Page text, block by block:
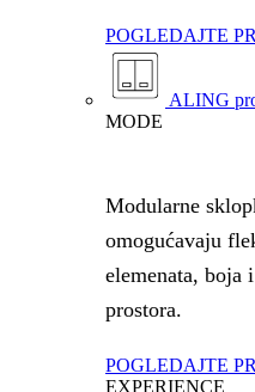
POGLEDAJTE
ALING
MODE
Modularne
omogućavaju
elemenata, boja
prostora.
POGLEDAJTE
EXPERIENCE